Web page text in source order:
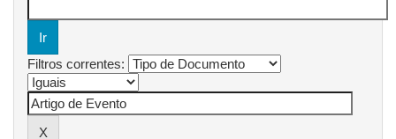
Filtros correntes: